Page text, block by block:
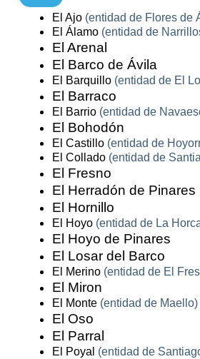
El Ajo (entidad de Flores de
El Álamo (entidad de
El Arenal
El Barco de Ávila
El Barquillo (entidad de El
El Barraco
El Barrio (entidad de
El Bohodón
El Castillo (entidad de
El Collado (entidad de
El Fresno
El Herradón de Pinares
El Hornillo
El Hoyo (entidad de La
El Hoyo de Pinares
El Losar del Barco
El Merino (entidad de El
El Miron
El Monte (entidad de Maello)
El Oso
El Parral
El Poyal (entidad de